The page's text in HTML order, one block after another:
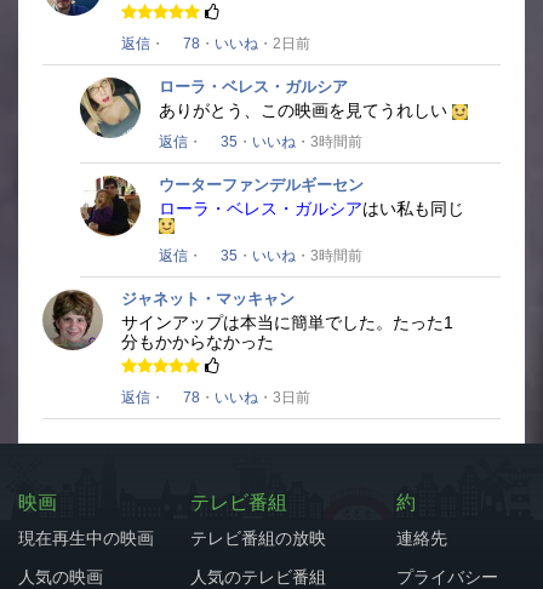
返信 ・ 78 ・ いいね ・2日前
ローラ・ベレス・ガルシア
ありがとう、この映画を見てうれしい
返信 ・ 35 ・ いいね ・3時間前
ウーターファンデルギーセン
ローラ・ベレス・ガルシアはい私も同じ
返信 ・ 35 ・ いいね ・3時間前
ジャネット・マッキャン
サインアップは本当に簡単でした。 たった1
分もかからなかった
返信 ・ 78 ・ いいね ・3日前
映画
現在再生中の映画
人気の映画
テレビ番組
テレビ番組の放映
人気のテレビ番組
約
連絡先
プライバシー